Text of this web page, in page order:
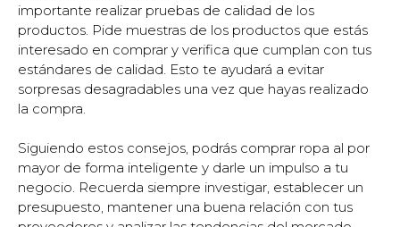
importante realizar pruebas de calidad de los
productos. Pide muestras de los productos que estás
interesado en comprar y verifica que cumplan con tus
estándares de calidad. Esto te ayudará a evitar
sorpresas desagradables una vez que hayas realizado
la compra.
Siguiendo estos consejos, podrás comprar ropa al por
mayor de forma inteligente y darle un impulso a tu
negocio. Recuerda siempre investigar, establecer un
presupuesto, mantener una buena relación con tus